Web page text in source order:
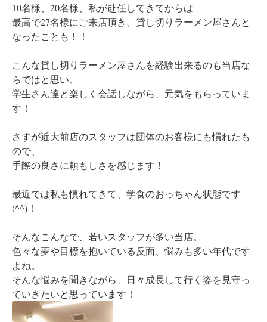
10名様、20名様、私が赴任してきてからは
最高で27名様にご来店頂き、貸し切りラーメン屋さんと
なったことも！！
こんな貸し切りラーメン屋さんを経験出来るのも当店な
らではと思い、
学生さん達と楽しく会話しながら、元気をもらっていま
す！
さすが近大前店のスタッフは団体のお客様にも慣れたも
ので、
手際の良さに頼もしさを感じます！
最近では私も慣れてきて、学食のおっちゃん状態です
(^^)！
そんなこんなで、若いスタッフが多い当店。
色々な夢や目標を抱いている反面、悩みも多い年代です
よね。
そんな悩みを聞きながら、日々成長して行く姿を見守っ
ていきたいと思っています！